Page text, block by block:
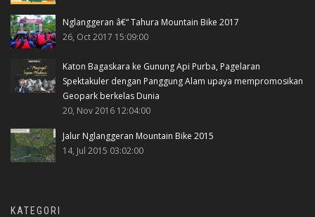
Nglanggeran â€“ Tahura Mountain Bike 2017
26, Oct 2017 15:09:00
Katon Bagaskara ke Gunung Api Purba, Pagelaran
Spektakuler dengan Panggung Alam upaya mempromosikan
Geopark berkelas Dunia
20, Nov 2016 12:04:00
Jalur Nglanggeran Mountain Bike 2015
14, Jul 2015 03:02:00
KATEGORI